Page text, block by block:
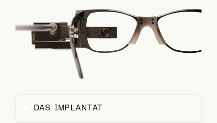
DAS IMPLANTAT